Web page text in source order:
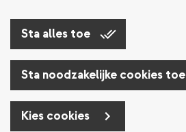
Sta alles toe
Sta noodzakelijke cookies toe
Kies cookies